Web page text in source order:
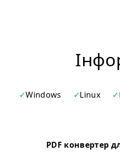
Windows Linux
PDF конвертер